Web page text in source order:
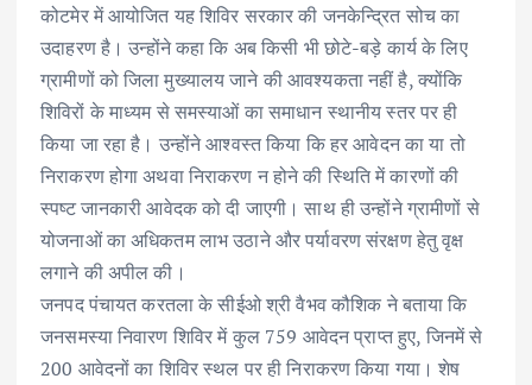
कोटमेर में आयोजित यह शिविर सरकार की जनकेन्द्रित सोच का
उदाहरण है। उन्होंने कहा कि अब किसी भी छोटे-बड़े कार्य के लिए
ग्रामीणों को जिला मुख्यालय जाने की आवश्यकता नहीं है, क्योंकि
शिविरों के माध्यम से समस्याओं का समाधान स्थानीय स्तर पर ही
किया जा रहा है। उन्होंने आश्वस्त किया कि हर आवेदन का या तो
निराकरण होगा अथवा निराकरण न होने की स्थिति में कारणों की
स्पष्ट जानकारी आवेदक को दी जाएगी। साथ ही उन्होंने ग्रामीणों से
योजनाओं का अधिकतम लाभ उठाने और पर्यावरण संरक्षण हेतु वृक्ष
लगाने की अपील की।
जनपद पंचायत करतला के सीईओ श्री वैभव कौशिक ने बताया कि
जनसमस्या निवारण शिविर में कुल 759 आवेदन प्राप्त हुए, जिनमें से
200 आवेदनों का शिविर स्थल पर ही निराकरण किया गया। शेष